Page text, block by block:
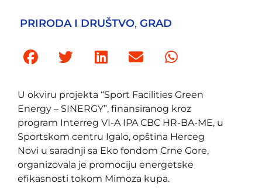
PRIRODA I DRUŠTVO, GRAD
U okviru projekta “Sport Facilities Green
Energy – SINERGY”, finansiranog kroz
program Interreg VI-A IPA CBC HR-BA-ME, u
Sportskom centru Igalo, opština Herceg
Novi u saradnji sa Eko fondom Crne Gore,
organizovala je promociju energetske
efikasnosti tokom Mimoza kupa.